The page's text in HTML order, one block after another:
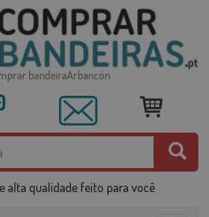
bandeiraArbancón
alta qualidade feito para você